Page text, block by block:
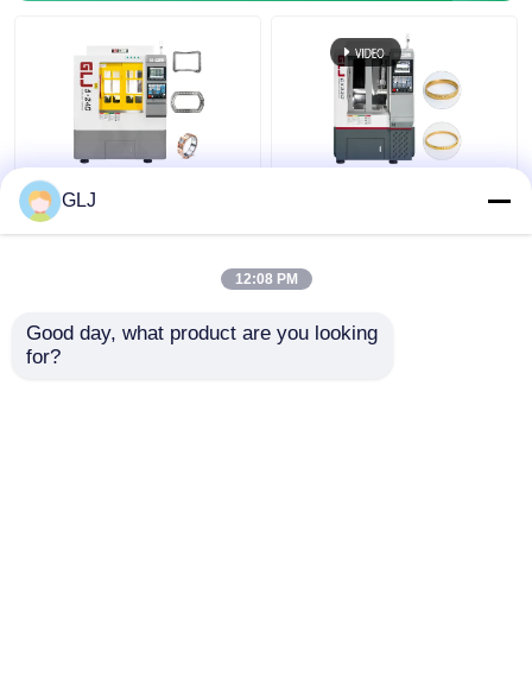
G5-240 चार-स्टेशन 5-अक्ष
मशीन
GLJ
12:08 PM
Good day, what product are you looking
for?